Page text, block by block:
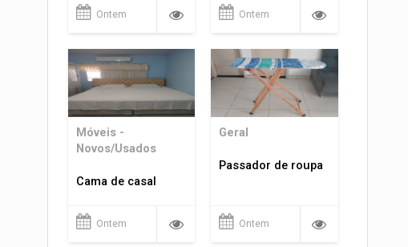
Ontem Ontem
Móveis -
Novos/Usados
Cama de casal
Ontem
Geral
Passador de roupa
Ontem